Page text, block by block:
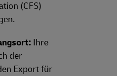
(CFS)
Ihre
der
Export für